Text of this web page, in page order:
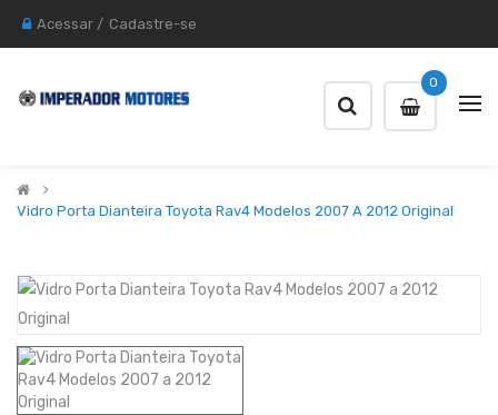
Acessar / Cadastre-se
0
Vidro Porta Dianteira Toyota Rav4 Modelos 2007 A 2012 Original